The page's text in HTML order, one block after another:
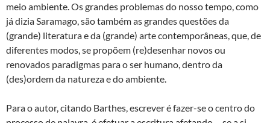
meio ambiente. Os grandes problemas do nosso tempo, como
já dizia Saramago, são também as grandes questões da
(grande) literatura e da (grande) arte contemporâneas, que, de
diferentes modos, se propõem (re)desenhar novos ou
renovados paradigmas para o ser humano, dentro da
(des)ordem da natureza e do ambiente.
Para o autor, citando Barthes, escrever é fazer-se o centro do